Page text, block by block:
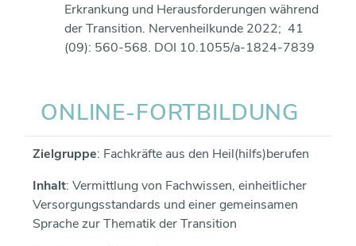
Erkrankung und Herausforderungen während
der Transition. Nervenheilkunde 2022; 41
(09): 560-568. DOI 10.1055/a-1824-7839
ONLINE-​FORTBILDUNG
Zielgruppe: Fachkräfte aus den Heil(hilfs)berufen
Inhalt: Vermittlung von Fachwissen, einheitlicher
Versorgungsstandards und einer gemeinsamen
Sprache zur Thematik der Transition